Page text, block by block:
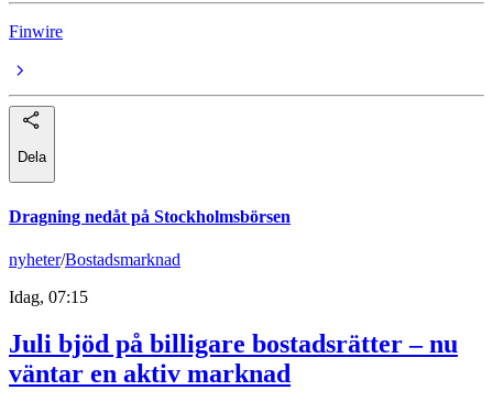
Finwire
Dela
Dragning nedåt på Stockholmsbörsen
nyheter/Bostadsmarknad
Idag, 07:15
Juli bjöd på billigare bostadsrätter – nu
väntar en aktiv marknad